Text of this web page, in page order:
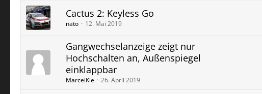
Cactus 2: Keyless Go
nato 12. Mai 2019
Gangwechselanzeige zeigt nur
Hochschalten an, Außenspiegel
einklappbar
MarcelKie 26. April 2019